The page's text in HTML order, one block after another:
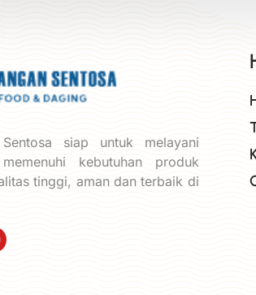
siap untuk melayani
kebutuhan produk
tinggi, aman dan terbaik di